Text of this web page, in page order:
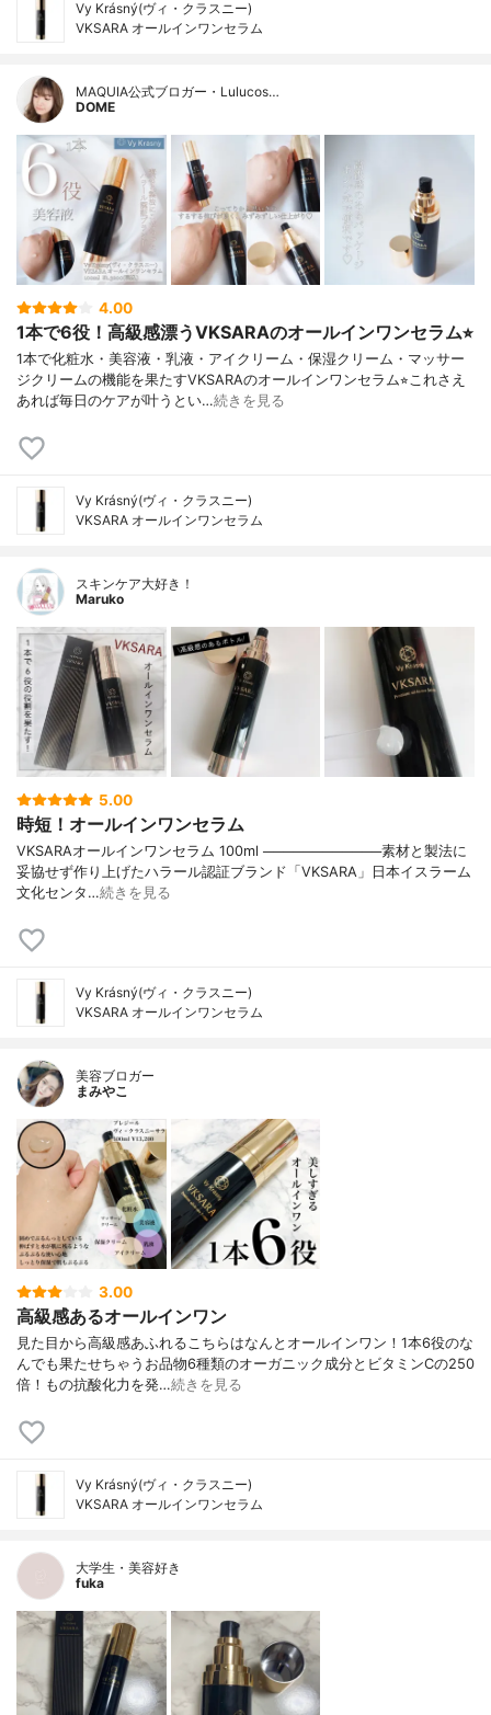
Vy Krásný(ヴィ・クラスニー)
VKSARA オールインワンセラム
MAQUIA公式ブロガー・Lulucos…
DOME
4.00
1本で6役！高級感漂うVKSARAのオールインワンセラム⭐︎
1本で化粧水・美容液・乳液・アイクリーム・保湿クリーム・マッサー
ジクリームの機能を果たすVKSARAのオールインワンセラム⭐︎これさえ
あれば毎日のケアが叶うとい…続きを見る
Vy Krásný(ヴィ・クラスニー)
VKSARA オールインワンセラム
スキンケア大好き！
Maruko
5.00
時短！オールインワンセラム
VKSARAオールインワンセラム 100ml ────────────素材と製法に
妥協せず作り上げたハラール認証ブランド「VKSARA」日本イスラーム
文化センタ…続きを見る
Vy Krásný(ヴィ・クラスニー)
VKSARA オールインワンセラム
美容ブロガー
まみやこ
3.00
高級感あるオールインワン
見た目から高級感あふれるこちらはなんとオールインワン！⁡1本6役のな
んでも果たせちゃうお品物⁡⁡6種類のオーガニック成分とビタミンCの250
倍！もの抗酸化力を発…続きを見る
Vy Krásný(ヴィ・クラスニー)
VKSARA オールインワンセラム
大学生・美容好き
fuka